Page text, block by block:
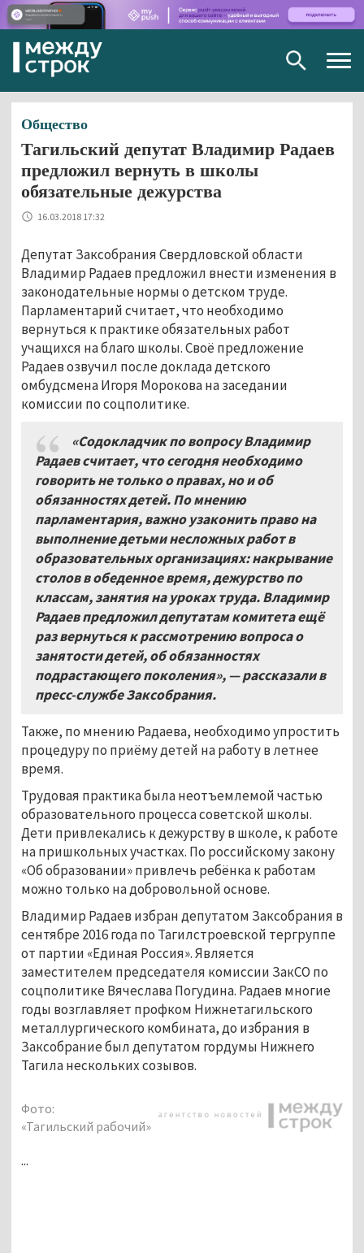
Общество
Тагильский депутат Владимир Радаев
предложил вернуть в школы
обязательные дежурства
16.03.2018 17:32
Депутат Заксобрания Свердловской области
Владимир Радаев предложил внести изменения в
законодательные нормы о детском труде.
Парламентарий считает, что необходимо
вернуться к практике обязательных работ
учащихся на благо школы. Своё предложение
Радаев озвучил после доклада детского
омбудсмена Игоря Морокова на заседании
комиссии по соцполитике.
«Содокладчик по вопросу Владимир
Радаев считает, что сегодня необходимо
говорить не только о правах, но и об
обязанностях детей. По мнению
парламентария, важно узаконить право на
выполнение детьми несложных работ в
образовательных организациях: накрывание
столов в обеденное время, дежурство по
классам, занятия на уроках труда. Владимир
Радаев предложил депутатам комитета ещё
раз вернуться к рассмотрению вопроса о
занятости детей, об обязанностях
подрастающего поколения», — рассказали в
пресс-службе Заксобрания.
Также, по мнению Радаева, необходимо упростить
процедуру по приёму детей на работу в летнее
время.
Трудовая практика была неотъемлемой частью
образовательного процесса советской школы.
Дети привлекались к дежурству в школе, к работе
на пришкольных участках. По российскому закону
«Об образовании» привлечь ребёнка к работам
можно только на добровольной основе.
Владимир Радаев избран депутатом Заксобрания в
сентябре 2016 года по Тагилстроевской тергруппе
от партии «Единая Россия». Является
заместителем председателя комиссии ЗакСО по
соцполитике Вячеслава Погудина. Радаев многие
годы возглавляет профком Нижнетагильского
металлургического комбината, до избрания в
Заксобрание был депутатом гордумы Нижнего
Тагила нескольких созывов.
Фото:
«Тагильский рабочий»
...